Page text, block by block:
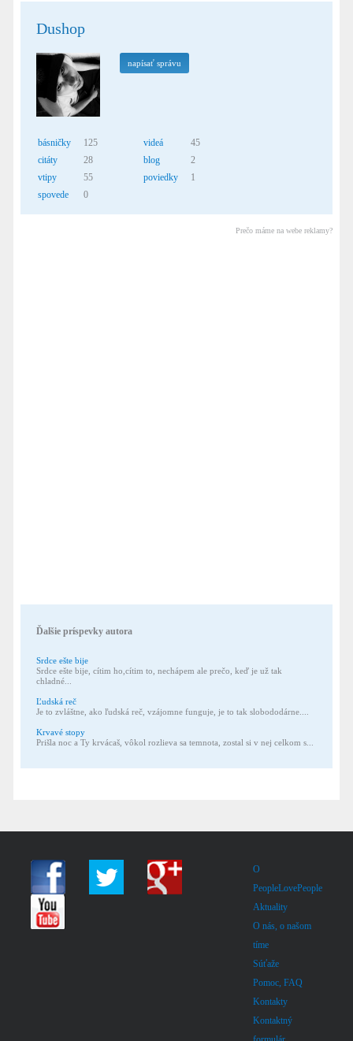
Dushop
napísať správu
básničky
125
citáty
28
vtipy
55
spovede
0
videá
45
blog
2
poviedky
1
Prečo máme na webe reklamy?
Ďalšie príspevky autora
Srdce ešte bije
Srdce ešte bije, cítim ho,cítim to, nechápem ale prečo, keď je už tak
chladné...
Ľudská reč
Je to zvláštne, ako ľudská reč, vzájomne funguje, je to tak slobododárne....
Krvavé stopy
Prišla noc a Ty krvácaš, vôkol rozlieva sa temnota, zostal si v nej celkom s...
O
PeopleLovePeople
Aktuality
O nás, o našom
tíme
Súťaže
Pomoc, FAQ
Kontakty
Kontaktný